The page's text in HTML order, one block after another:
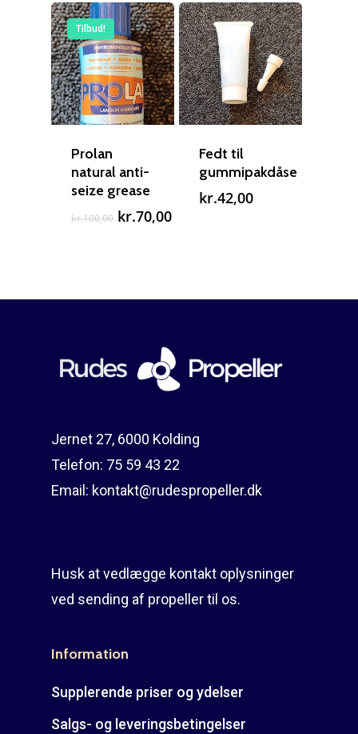
var:
kr.175,00.
Tilbud!
Prolan
natural anti-
seize grease
kr.100,00 Den
kr.70,00Den
Fedt til
gummipakdåse
kr.42,00
Jernet 27, 6000 Kolding
Telefon: 75 59 43 22
Email: kontakt@rudespropeller.dk
Husk at vedlægge kontakt oplysninger
ved sending af propeller til os.
Information
Supplerende priser og ydelser
Salgs- og leveringsbetingelser
venstre?
T: 75 59 43 22
E: